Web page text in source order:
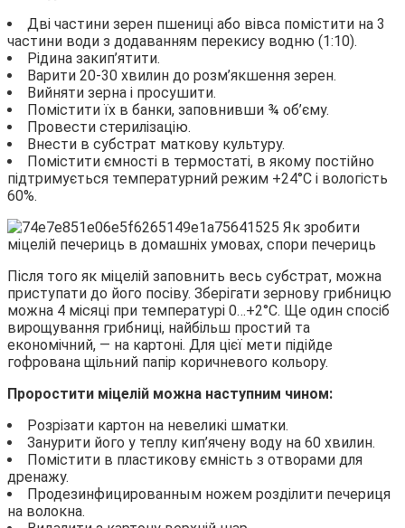
Дві частини зерен пшениці або вівса помістити на 3
частини води з додаванням перекису водню (1:10).
Рідина закип’ятити.
Варити 20-30 хвилин до розм’якшення зерен.
Вийняти зерна і просушити.
Помістити їх в банки, заповнивши ¾ об’єму.
Провести стерилізацію.
Внести в субстрат маткову культуру.
Помістити ємності в термостаті, в якому постійно
підтримується температурний режим +24°С і вологість
60%.
Після того як міцелій заповнить весь субстрат, можна
приступати до його посіву. Зберігати зернову грибницю
можна 4 місяці при температурі 0…+2°С. Ще один спосіб
вирощування грибниці, найбільш простий та
економічний, — на картоні. Для цієї мети підійде
гофрована щільний папір коричневого кольору.
Проростити міцелій можна наступним чином:
Розрізати картон на невеликі шматки.
Занурити його у теплу кип’ячену воду на 60 хвилин.
Помістити в пластикову ємність з отворами для
дренажу.
Продезинфицированным ножем розділити печериця
на волокна.